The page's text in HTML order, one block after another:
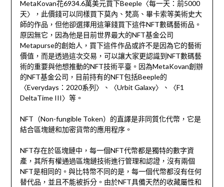
MetaKovan花6934.6萬美元買下Beeple〈每一天：前5000
天〉，此價錢可以同樣買下莫內、梵高、畢卡索等美術史大
師的作品，但他卻選擇用這筆錢買下這件NFT數碼藝術品。
原因無它，因為他是目前世界最大的NFT基金公司
Metapurse的創始人，買下這件作品或許不是因為它的藝術
價值，而是透過這次交易，可以讓大家更認識到NFT數碼藝
術的重要與他想推動的NFT技術平臺。因為MetaKovan創辦
的NFT基金公司，目前持有的NFT包括Beeple的
〈Everydays：2020系列〉、〈Urbit Galaxy〉、〈F1
DeltaTime III〉等。
NFT（Non-fungible Token）的直譯是非同質化代幣，它是
結合區塊鏈和加密貨幣的應用程序。
NFT存在於區塊鏈中，每一個NFT代幣都是獨特的數字資
產，其所有權通過區塊鏈技術進行管理和認證，沒有兩個
NFT是相同的。與比特幣不同的是，每一個代幣都沒有任何
替代品，並且不能被拆分。由於NFT具備天然的收藏屬性和